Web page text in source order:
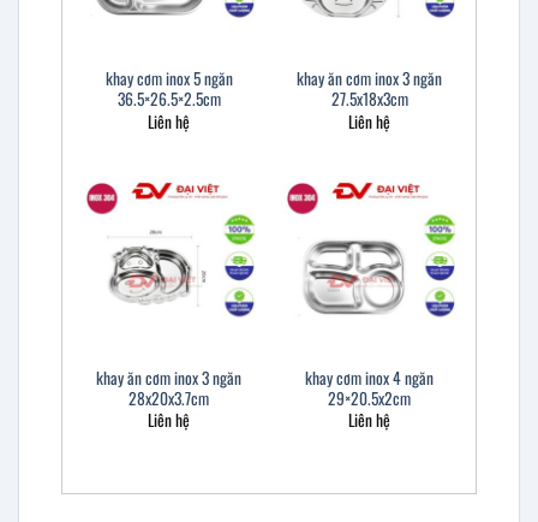
khay cơm inox 5 ngăn
36.5×26.5×2.5cm
Liên hệ
khay ăn cơm inox 3 ngăn
27.5x18x3cm
Liên hệ
khay ăn cơm inox 3 ngăn
28x20x3.7cm
Liên hệ
khay cơm inox 4 ngăn
29×20.5x2cm
Liên hệ